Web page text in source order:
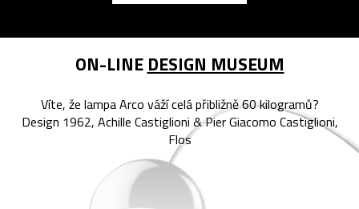
ON-LINE DESIGN MUSEUM
Víte, že lampa Arco váží celá přibližně 60 kilogramů?
Design 1962, Achille Castiglioni & Pier Giacomo Castiglioni,
Flos